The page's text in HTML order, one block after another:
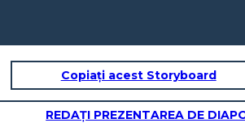
Copiați acest Storyboard
REDAȚI PREZENTAREA DE